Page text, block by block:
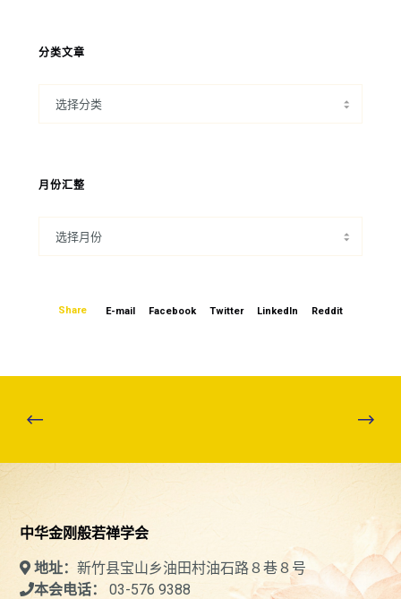
分类文章
月份汇整
Share E-mail Facebook Twitter LinkedIn Reddit
中华金刚般若禅学会
地址：新竹县宝山乡油田村油石路８巷８号
本会电话： 03-576 9388